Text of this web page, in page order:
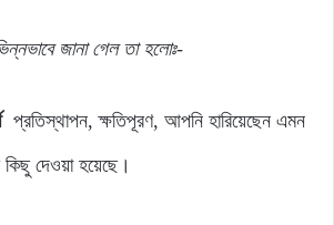
জানা গেলতা হলোঃ-
প্রতিস্থাপন, ক্ষতিপূরণ, আপনি হারিয়েছেন এমন
দেওয়া হয়েছে।